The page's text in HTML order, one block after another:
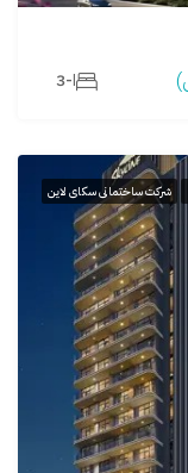
ا-3
شرکت ساختمانی سکای لاین